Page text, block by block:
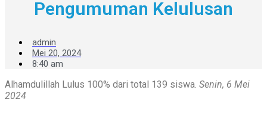
Pengumuman Kelulusan
admin
Mei 20, 2024
8:40 am
Alhamdulillah Lulus 100% dari total 139 siswa. Senin, 6 Mei
2024